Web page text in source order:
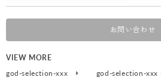
お問い合わせ
VIEW MORE
god-selection-xxx
god-selection-xxx